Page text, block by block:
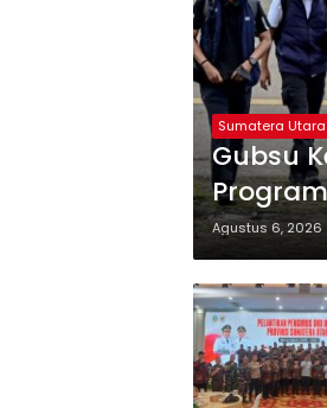
Sumatera Utara
Gubsu
Agustus 6, 2026